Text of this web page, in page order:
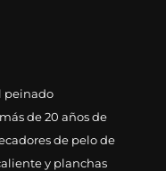
peinado
de 20 años de
de pelo de
y planchas